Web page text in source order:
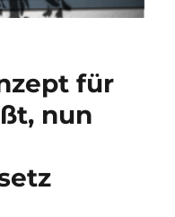
für
nun